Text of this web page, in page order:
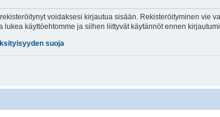
voidaksesi kirjautua sisään. Rekisteröityminen vie
lukea käyttöehtomme ja siihen liittyvät käytännöt ennen
suoja